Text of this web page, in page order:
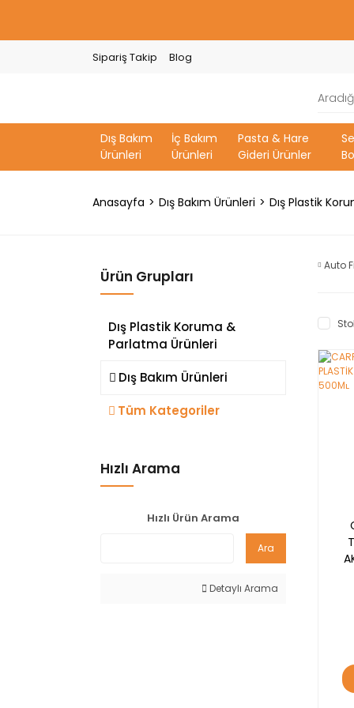
Sipariş Takip Blog
Dış Bakım
Ürünleri
İç Bakım
Ürünleri
Pasta & Hare
Gideri Ürünler
Anasayfa Dış Bakım Ürünleri Dış Plastik
Ürün Grupları
Dış Plastik Koruma &
Parlatma Ürünleri
Dış Bakım Ürünleri
Tüm Kategoriler
Hızlı Arama
Hızlı Ürün Arama
Ara
Detaylı Arama
Auto
YENİ